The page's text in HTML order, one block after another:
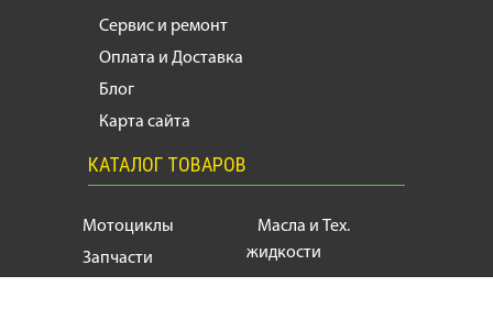
Сервис и ремонт
Оплата и Доставка
Блог
Карта сайта
КАТАЛОГ ТОВАРОВ
Мотоциклы
Запчасти
Масла и Тех.
жидкости